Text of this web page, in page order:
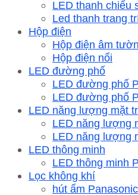
LED thanh chiếu
Led thanh trang
Hộp điện
Hộp điện âm
Hộp điện nổi
LED đường phố
LED đường phố
LED đường phố
LED năng lượng mặt
LED năng lượng
LED năng lượng
LED thông minh
LED thông minh
Lọc không khí
hút ẩm Panasonic